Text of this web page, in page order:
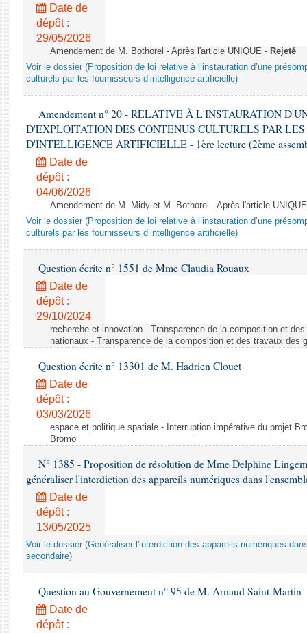
Dossiers législatifs
Budget et sécurité sociale
Questions écrites et orales
Comptes rendus des débats
Date de
dépôt :
29/05/2026
Amendement de M. Bothorel - Après l'article UNIQUE - Rejeté
Voir le dossier (Proposition de loi relative à l’instauration d’une
culturels par les fournisseurs d’intelligence artificielle)
Amendement n° 20 - RELATIVE À L'INSTAURATION
D'EXPLOITATION DES CONTENUS CULTURELS PAR LES
D'INTELLIGENCE ARTIFICIELLE - 1ère lecture (2ème
Date de
dépôt :
04/06/2026
Amendement de M. Midy et M. Bothorel - Après l'article
Voir le dossier (Proposition de loi relative à l’instauration d’une
culturels par les fournisseurs d’intelligence artificielle)
Question écrite n° 1551 de Mme Claudia Rouaux
Date de
dépôt :
29/10/2024
recherche et innovation - Transparence de la composition et
nationaux - Transparence de la composition et des travaux des
Question écrite n° 13301 de M. Hadrien Clouet
Date de
dépôt :
03/03/2026
espace et politique spatiale - Interruption impérative du projet
Bromo
N° 1385 - Proposition de résolution de Mme Delphine
généraliser l'interdiction des appareils numériques dans
Date de
dépôt :
13/05/2025
Voir le dossier (Généraliser l'interdiction des appareils numériques
secondaire)
Question au Gouvernement n° 95 de M. Arnaud Saint-Martin
Date de
dépôt :